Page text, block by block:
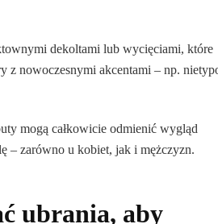
dekoltami lub wycięciami, które
z nowoczesnymi akcentami – np.
mogą całkowicie odmienić wygląd
– zarówno u kobiet, jak i mężczyzn.
ubrania, aby